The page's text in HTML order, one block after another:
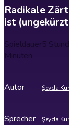
Radikale
ist
Spieldauer5
Minuten
Autor Şeyda
Sprecher Şeyda